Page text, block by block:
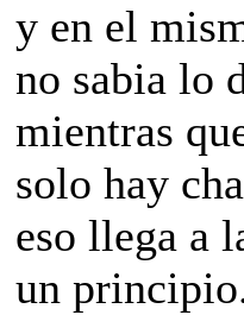
y en el
no sabia lo
mientras
solo hay
eso llega a
un